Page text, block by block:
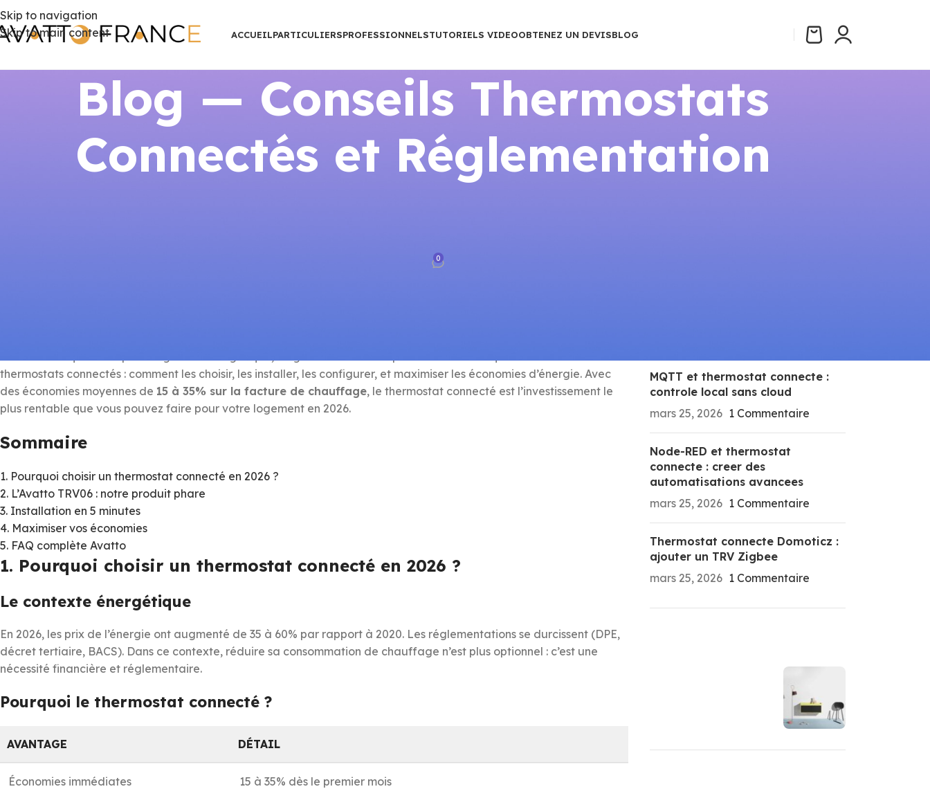
Skip to navigation
Skip to main content
ACCUEILPARTICULIERSPROFESSIONNELSTUTORIELS VIDEOOBTENEZ UN DEVISBLOG
Blog — Conseils Thermostats
Connectés et Réglementation
0
thermostats connectés : comment les choisir, les installer, les configurer, et maximiser les économies d’énergie. Avec
des économies moyennes de 15 à 35% sur la facture de chauffage, le thermostat connecté est l’investissement le
plus rentable que vous pouvez faire pour votre logement en 2026.
Sommaire
1. Pourquoi choisir un thermostat connecté en 2026 ?
2. L’Avatto TRV06 : notre produit phare
3. Installation en 5 minutes
4. Maximiser vos économies
5. FAQ complète Avatto
1. Pourquoi choisir un thermostat connecté en 2026 ?
Le contexte énergétique
En 2026, les prix de l’énergie ont augmenté de 35 à 60% par rapport à 2020. Les réglementations se durcissent (DPE,
décret tertiaire, BACS). Dans ce contexte, réduire sa consommation de chauffage n’est plus optionnel : c’est une
nécessité financière et réglementaire.
Pourquoi le thermostat connecté ?
AVANTAGE DÉTAIL
Économies immédiates 15 à 35% dès le premier mois
MQTT et thermostat connecte :
controle local sans cloud
mars 25, 2026 1 Commentaire
Node-RED et thermostat
connecte : creer des
automatisations avancees
mars 25, 2026 1 Commentaire
Thermostat connecte Domoticz :
ajouter un TRV Zigbee
mars 25, 2026 1 Commentaire